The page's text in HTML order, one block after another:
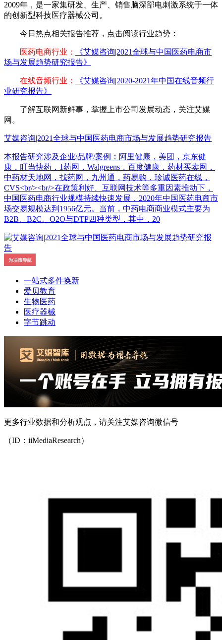
2009年，是一家集研发、生产、销售脑深部电刺激系统于一体
的创新型科技医疗器械公司。
今日热点相关报告推荐，点击阅读行业趋势：
医药电商行业：
《艾媒咨询|2021全球与中国医药电商市
场与发展趋势研究报告》
在线音频行业：
《艾媒咨询|2020-2021年中国在线音频行
业研究报告》
了解互联网新鲜事，掌握上市公司发展动态，关注艾媒
网。
艾媒咨询|2021全球与中国医药电商市场与发展趋势研究报告
本报告研究涉及企业/品牌/案例：阿里健康，美团，京东健
康，叮当快药，1药网，Walgreens，百度健康，药材买卖网，
中药材天地网，找药网，九州通，药易购，珍诚医药在线，
CVS<br/><br/>在政策利好、互联网技术等多重因素推动下，
中国医药电商行业规模持续快速发展，2020年中国医药电商市
场交易规模达到1956亿元。当前，中药电商商业模式主要为
B2B、B2C、O2O与DTP四种类型，其中，20
一站式多件换新
爱贝教育
生物医药
医疗器械
字节跳动
更多行业数据和分析观点，请关注艾媒咨询微信号
（ID：iiMediaResearch）